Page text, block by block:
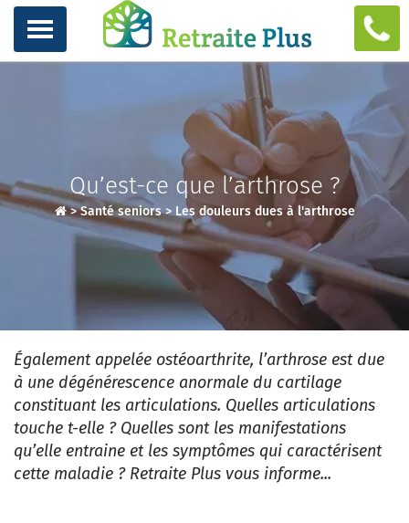
Qu’est-ce que l’arthrose ?
>Santé seniors> Les douleurs dues à l'arthrose
Également appelée ostéoarthrite, l’arthrose est due
à une dégénérescence anormale du cartilage
constituant les articulations. Quelles articulations
touche t-elle ? Quelles sont les manifestations
qu’elle entraine et les symptômes qui caractérisent
cette maladie ? Retraite Plus vous informe...